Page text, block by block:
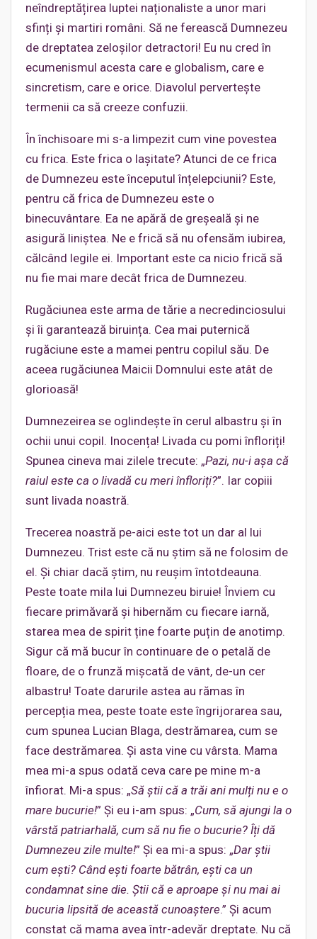
neîndreptățirea luptei naționaliste a unor mari
sfinți și martiri români. Să ne ferească Dumnezeu
de dreptatea zeloșilor detractori! Eu nu cred în
ecumenismul acesta care e globalism, care e
sincretism, care e orice. Diavolul pervertește
termenii ca să creeze confuzii.
În închisoare mi s-a limpezit cum vine povestea
cu frica. Este frica o lașitate? Atunci de ce frica
de Dumnezeu este începutul înțelepciunii? Este,
pentru că frica de Dumnezeu este o
binecuvântare. Ea ne apără de greșeală și ne
asigură liniștea. Ne e frică să nu ofensăm iubirea,
călcând legile ei. Important este ca nicio frică să
nu fie mai mare decât frica de Dumnezeu.
Rugăciunea este arma de tărie a necredinciosului
și îi garantează biruința. Cea mai puternică
rugăciune este a mamei pentru copilul său. De
aceea rugăciunea Maicii Domnului este atât de
glorioasă!
Dumnezeirea se oglindește în cerul albastru și în
ochii unui copil. Inocența! Livada cu pomi înfloriți!
Spunea cineva mai zilele trecute: „Pazi, nu-i așa că
raiul este ca o livadă cu meri înfloriți?”. Iar copiii
sunt livada noastră.
Trecerea noastră pe-aici este tot un dar al lui
Dumnezeu. Trist este că nu știm să ne folosim de
el. Și chiar dacă știm, nu reușim întotdeauna.
Peste toate mila lui Dumnezeu biruie! Înviem cu
fiecare primăvară și hibernăm cu fiecare iarnă,
starea mea de spirit ține foarte puțin de anotimp.
Sigur că mă bucur în continuare de o petală de
floare, de o frunză mișcată de vânt, de-un cer
albastru! Toate darurile astea au rămas în
percepția mea, peste toate este îngrijorarea sau,
cum spunea Lucian Blaga, destrămarea, cum se
face destrămarea. Și asta vine cu vârsta. Mama
mea mi-a spus odată ceva care pe mine m-a
înfiorat. Mi-a spus: „Să știi că a trăi ani mulți nu e o
mare bucurie!” Și eu i-am spus: „Cum, să ajungi la o
vârstă patriarhală, cum să nu fie o bucurie? Îți dă
Dumnezeu zile multe!” Și ea mi-a spus: „Dar știi
cum ești? Când ești foarte bătrân, ești ca un
condamnat sine die. Știi că e aproape și nu mai ai
bucuria lipsită de această cunoaștere.” Și acum
constat că mama avea într-adevăr dreptate. Nu că